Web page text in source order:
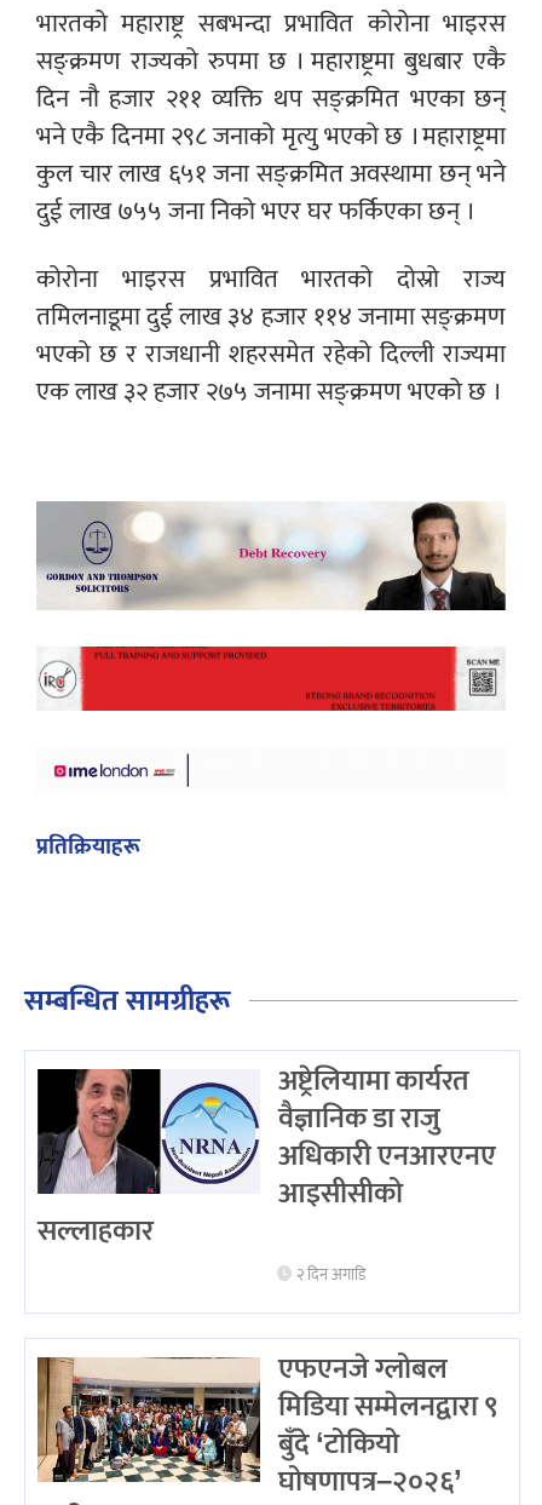
भारतको महाराष्ट्र सबभन्दा प्रभावित कोरोना भाइरस
सङ्क्रमण राज्यको रुपमा छ । महाराष्ट्रमा बुधबार एकै
दिन नौ हजार २११ व्यक्ति थप सङ्क्रमित भएका छन्
भने एकै दिनमा २९८ जनाको मृत्यु भएको छ । महाराष्ट्रमा
कुल चार लाख ६५१ जना सङ्क्रमित अवस्थामा छन् भने
दुई लाख ७५५ जना निको भएर घर फर्किएका छन् ।
कोरोना भाइरस प्रभावित भारतको दोस्रो राज्य
तमिलनाडूमा दुई लाख ३४ हजार ११४ जनामा सङ्क्रमण
भएको छ र राजधानी शहरसमेत रहेको दिल्ली राज्यमा
एक लाख ३२ हजार २७५ जनामा सङ्क्रमण भएको छ ।
प्रतिक्रियाहरू
सम्बन्धित सामग्रीहरू
अष्ट्रेलियामा कार्यरत
वैज्ञानिक डा राजु
अधिकारी एनआरएनए
आइसीसीको
सल्लाहकार
२ दिन अगाडि
एफएनजे ग्लोबल
मिडिया सम्मेलनद्वारा ९
बुँदे ‘टोकियो
घोषणापत्र–२०२६’